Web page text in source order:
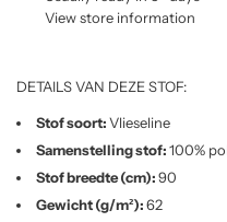
View store information
DETAILS VAN DEZE STOF:
Stof soort:Vlieseline
Samenstelling stof:100%
Stof breedte (cm):90
Gewicht (g/m²):62